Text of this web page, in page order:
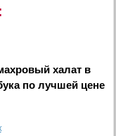
халат в
по лучшей цене